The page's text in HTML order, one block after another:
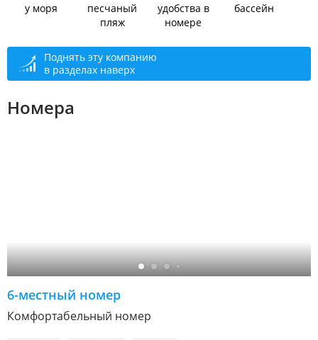
у моря
песчаный
пляж
удобства в
номере
бассейн
Поднять эту компанию
в разделах наверх
Номера
6-местный номер
Комфортабельный номер